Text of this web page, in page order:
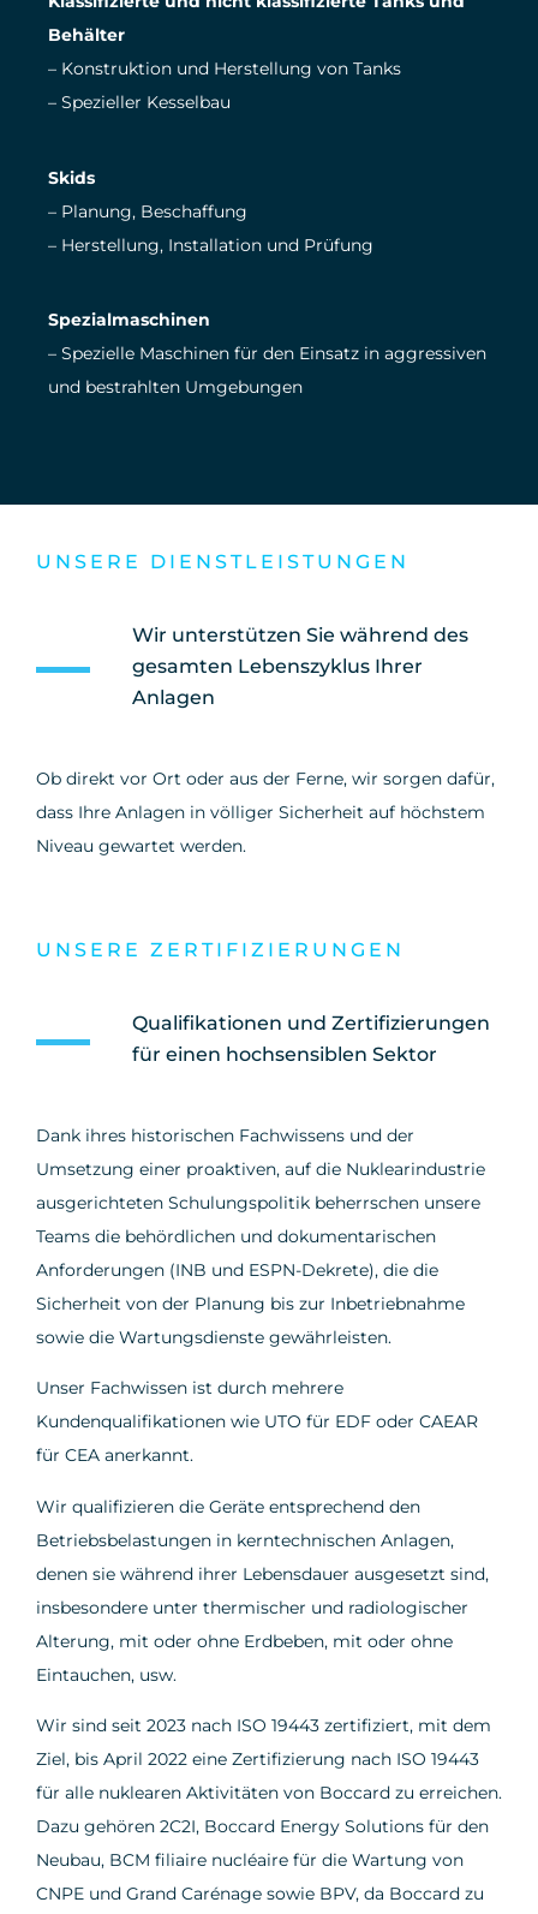
Behälter
– Konstruktion und Herstellung von Tanks
– Spezieller Kesselbau
Skids
– Planung, Beschaffung
– Herstellung, Installation und Prüfung
Spezialmaschinen
– Spezielle Maschinen für den Einsatz in aggressiven
und bestrahlten Umgebungen
UNSERE DIENSTLEISTUNGEN
Wir unterstützen Sie während des
gesamten Lebenszyklus Ihrer
Anlagen
Ob direkt vor Ort oder aus der Ferne, wir sorgen dafür,
dass Ihre Anlagen in völliger Sicherheit auf höchstem
Niveau gewartet werden.
UNSERE ZERTIFIZIERUNGEN
Qualifikationen und Zertifizierungen
für einen hochsensiblen Sektor
Dank ihres historischen Fachwissens und der
Umsetzung einer proaktiven, auf die Nuklearindustrie
ausgerichteten Schulungspolitik beherrschen unsere
Teams die behördlichen und dokumentarischen
Anforderungen (INB und ESPN-Dekrete), die die
Sicherheit von der Planung bis zur Inbetriebnahme
sowie die Wartungsdienste gewährleisten.
Unser Fachwissen ist durch mehrere
Kundenqualifikationen wie UTO für EDF oder CAEAR
für CEA anerkannt.
Wir qualifizieren die Geräte entsprechend den
Betriebsbelastungen in kerntechnischen Anlagen,
denen sie während ihrer Lebensdauer ausgesetzt sind,
insbesondere unter thermischer und radiologischer
Alterung, mit oder ohne Erdbeben, mit oder ohne
Eintauchen, usw.
Wir sind seit 2023 nach ISO 19443 zertifiziert, mit dem
Ziel, bis April 2022 eine Zertifizierung nach ISO 19443
für alle nuklearen Aktivitäten von Boccard zu erreichen.
Dazu gehören 2C2I, Boccard Energy Solutions für den
Neubau, BCM filiaire nucléaire für die Wartung von
CNPE und Grand Carénage sowie BPV, da Boccard zu